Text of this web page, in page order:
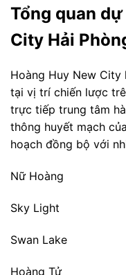
Tổng quan
City Hải
Hoàng Huy New
tại vị trí chiến lược
trực tiếp trung tâm
thông huyết mạch
hoạch đồng bộ với
Nữ Hoàng
Sky Light
Swan Lake
Hoàng Tử